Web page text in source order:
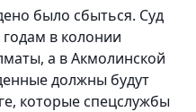
было сбыться. Суд
в колонии
а в Акмолинской
должны будут
которые спецслужбы